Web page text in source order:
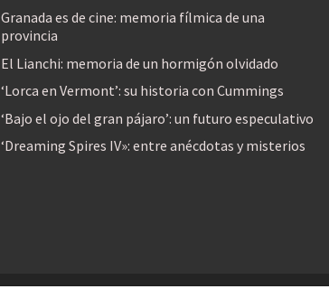
Granada es de cine: memoria fílmica de una
provincia
El Lianchi: memoria de un hormigón olvidado
‘Lorca en Vermont’: su historia con Cummings
‘Bajo el ojo del gran pájaro’: un futuro especulativo
‘Dreaming Spires IV»: entre anécdotas y misterios